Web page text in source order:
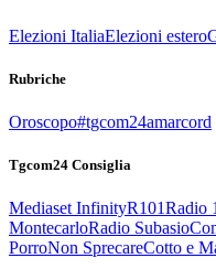
Elezioni ItaliaElezioni estero
Rubriche
Oroscopo#tgcom24amarcord
Tgcom24 Consiglia
Mediaset InfinityR101Radio
MontecarloRadio Subasio
PorroNon SprecareCotto e